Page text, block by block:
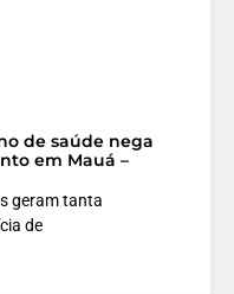
de saúde nega
em Mauá –
geram tanta
de